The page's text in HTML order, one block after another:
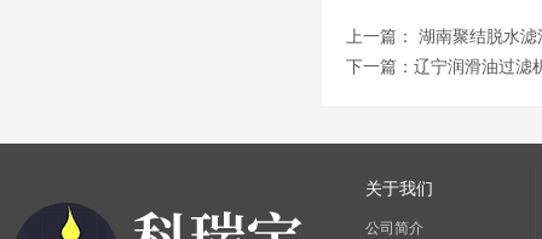
上一篇： 湖南聚结脱水
下一篇： 辽宁润滑油过滤
关于我们
公司简介